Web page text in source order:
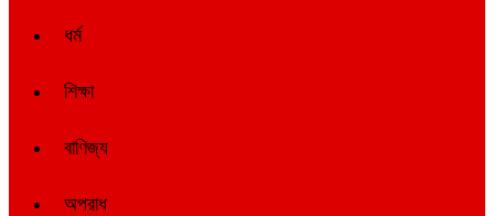
ধর্ম
শিক্ষা
বাণিজ্য
অপরাধ